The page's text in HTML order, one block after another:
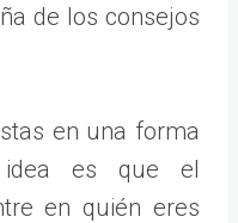
de los consejos
en una forma
es que el
en quién eres